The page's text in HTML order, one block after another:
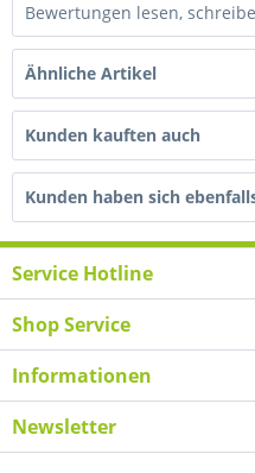
Bewertungen lesen,
Ähnliche Artikel
Kunden kauften auch
Kunden haben sich
Service Hotline
Shop Service
Informationen
Newsletter